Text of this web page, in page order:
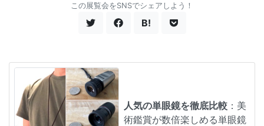
この展覧会をSNSでシェアしよう！
B!
人気の単眼鏡を徹底比較 ：美
術鑑賞が数倍楽しめる単眼鏡